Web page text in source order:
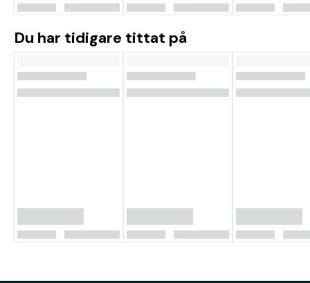
Du har tidigare tittat på